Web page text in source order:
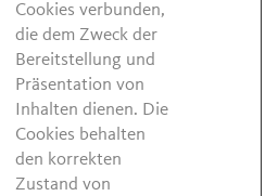
Cookies verbunden,
die dem Zweck der
Bereitstellung und
Präsentation von
Inhalten dienen. Die
Cookies behalten
den korrekten
Zustand von